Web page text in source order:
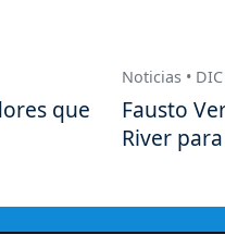
que
Noticias •
Fausto
River